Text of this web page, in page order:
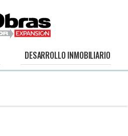
DESARROLLO INMOBILIARIO